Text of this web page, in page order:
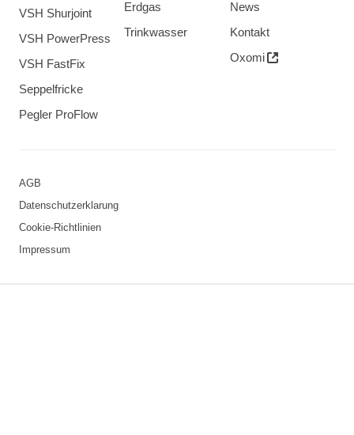
VSH Shurjoint
VSH PowerPress
VSH FastFix
Seppelfricke
Pegler ProFlow
Erdgas
Trinkwasser
News
Kontakt
Oxomi
AGB
Datenschutzerklarung
Cookie-Richtlinien
Impressum